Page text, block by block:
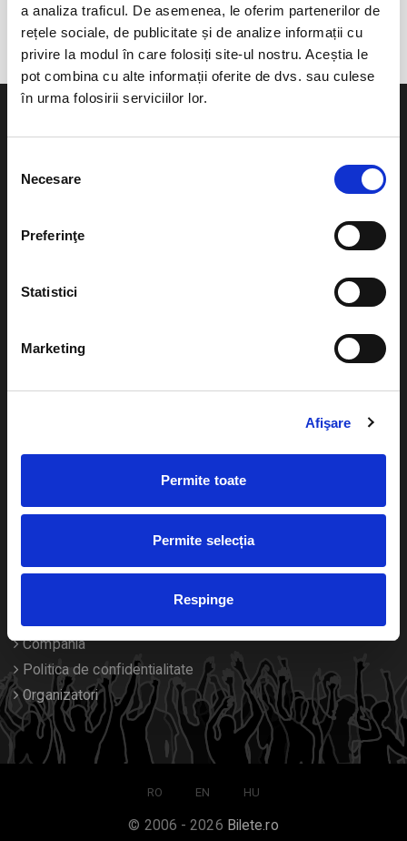
a analiza traficul. De asemenea, le oferim partenerilor de
rețele sociale, de publicitate și de analize informații cu
privire la modul în care folosiți site-ul nostru. Aceștia le
pot combina cu alte informații oferite de dvs. sau culese
în urma folosirii serviciilor lor.
consimțământului
Necesare
Preferinţe
Statistici
Marketing
Afişare
Permite toate
Permite selecția
Respinge
Poiana Brasov
Evenimente
Teatru
festivaluri
Diverse
Despre noi
Contact
Compania
Politica de confidentialitate
Organizatori
RO EN HU
© 2006 - 2026 Bilete.ro